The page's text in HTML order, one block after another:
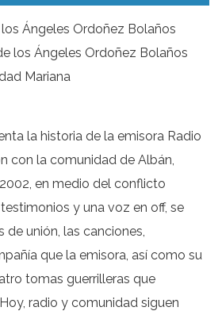
Ángeles Ordoñez Bolaños
los Ángeles Ordoñez Bolaños
Mariana
la historia de la emisora Radio
con la comunidad de Albán,
en medio del conflicto
y una voz en off, se
unión, las canciones,
que la emisora, así como su
tomas guerrilleras que
radio y comunidad siguen